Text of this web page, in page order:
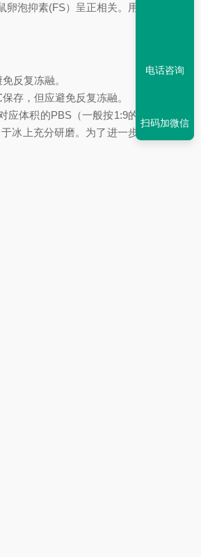
卵泡抑素(FS） 呈正相关。用酶标
反复冻融。
存，但应避免反复冻融。
体积的PBS（一般按1:9的重量
冰上充分研磨。为了进一步裂解
电话咨询
扫码加微信